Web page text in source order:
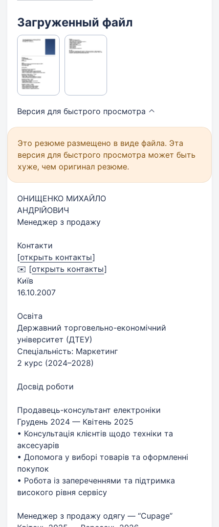
Загруженный файл
Версия для быстрого просмотра
Это резюме размещено в виде файла. Эта
версия для быстрого просмотра может быть
хуже, чем оригинал резюме.
ОНИЩЕНКО МИХАЙЛО
АНДРІЙОВИЧ
Менеджер з продажу
Контакти
[открыть контакты]
✉️ [открыть контакты]
Київ
16.10.2007
Освіта
Державний торговельно-економічний
університет (ДТЕУ)
Спеціальність: Маркетинг
2 курс (2024–2028)
Досвід роботи
Продавець-консультант електроніки
Грудень 2024 — Квітень 2025
• Консультація клієнтів щодо техніки та
аксесуарів
• Допомога у виборі товарів та оформленні
покупок
• Робота із запереченнями та підтримка
високого рівня сервісу
Менеджер з продажу одягу — “Cupage”